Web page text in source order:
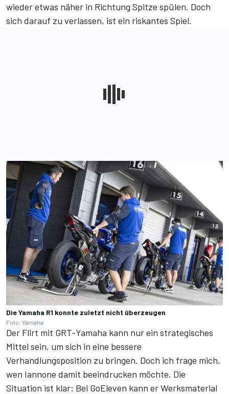
wieder etwas näher in Richtung Spitze spülen. Doch
sich darauf zu verlassen, ist ein riskantes Spiel.
Die Yamaha R1 konnte zuletzt nicht überzeugen
Foto: Yamaha
Der Flirt mit GRT-Yamaha kann nur ein strategisches
Mittel sein, um sich in eine bessere
Verhandlungsposition zu bringen. Doch ich frage mich,
wen Iannone damit beeindrucken möchte. Die
Situation ist klar: Bei GoEleven kann er Werksmaterial